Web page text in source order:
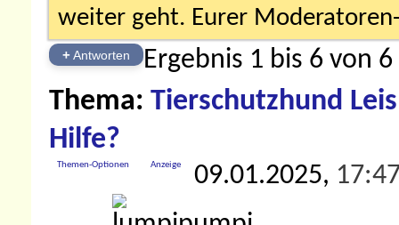
weiter geht. Eurer
+Antworten Ergebnis 1 bis 6 von 6
Thema: Tierschutzhund
Hilfe?
Themen-Optionen Anzeige 09.01.2025,